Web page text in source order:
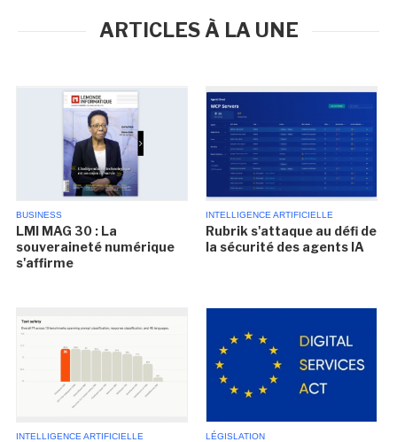
ARTICLES À LA UNE
BUSINESS
LMI MAG 30 : La
souveraineté numérique
s'affirme
INTELLIGENCE ARTIFICIELLE
Rubrik s'attaque au défi de
la sécurité des agents IA
INTELLIGENCE ARTIFICIELLE LÉGISLATION